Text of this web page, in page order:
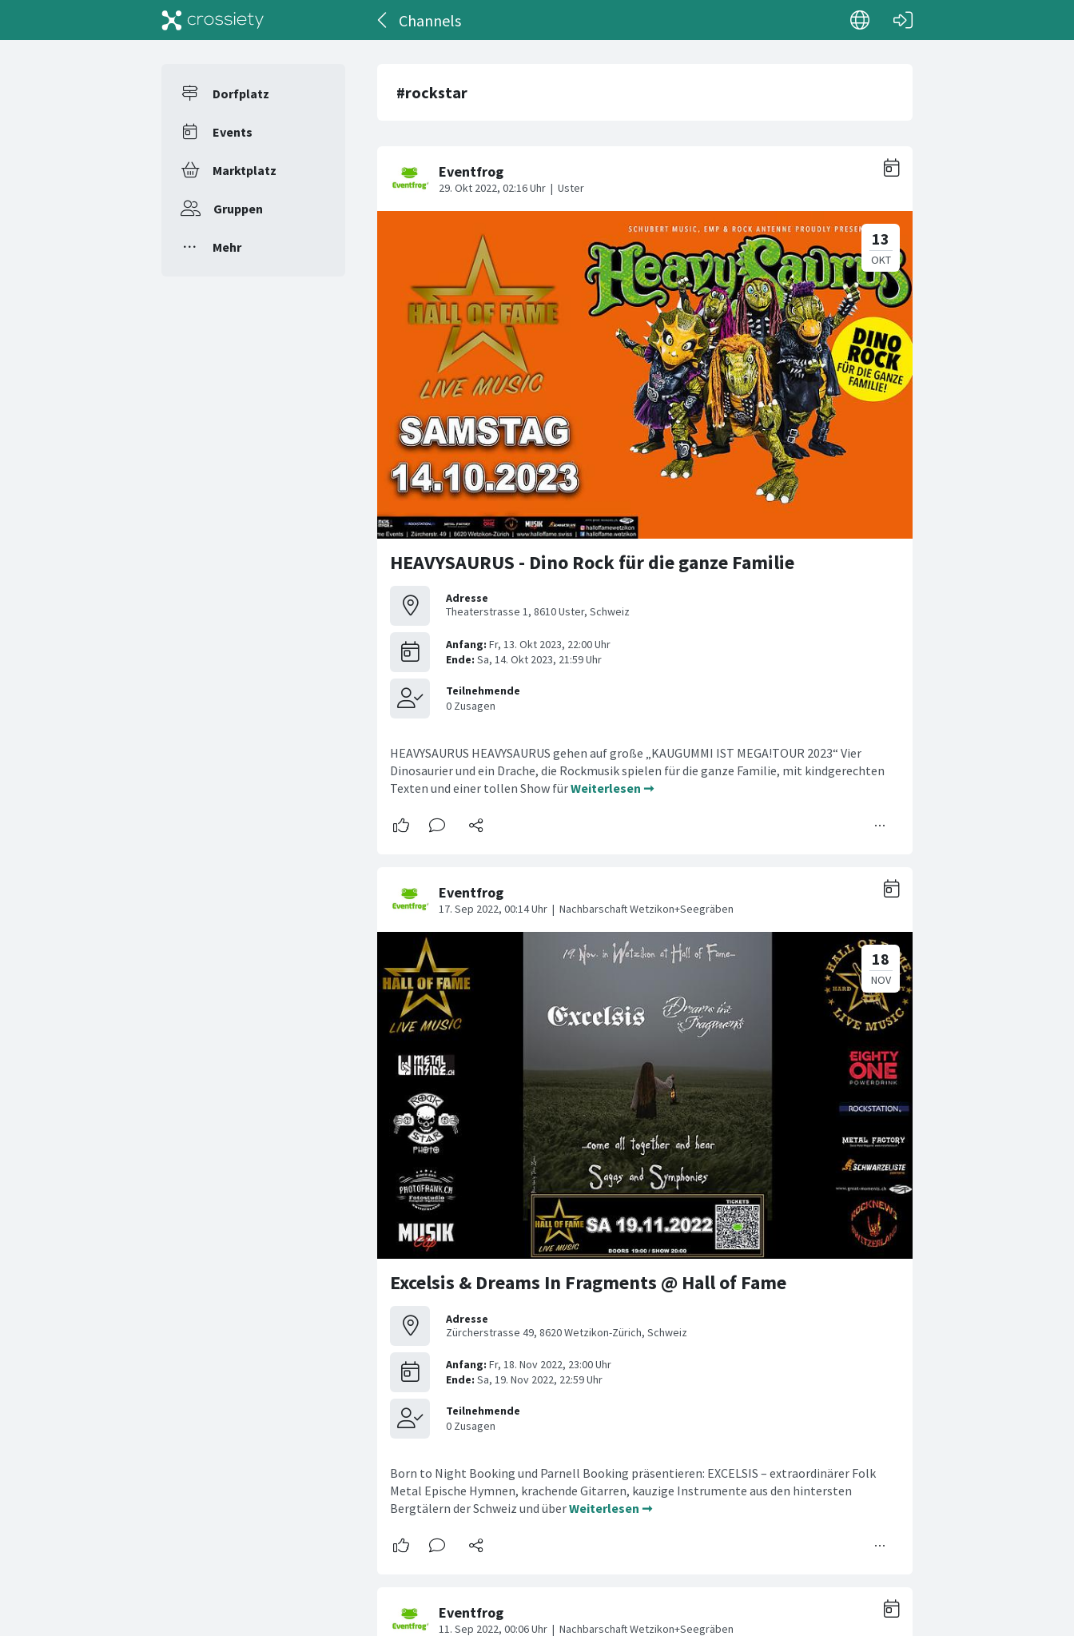
Channels
Dorfplatz
Events
Marktplatz
Gruppen
Mehr
#rockstar
HEAVYSAURUS - Dino Rock für die ganze Familie
Adresse
Theaterstrasse 1, 8610 Uster, Schweiz
HEAVYSAURUS HEAVYSAURUS gehen auf große „KAUGUMMI IST MEGA!TOUR 2023“ Vier
Dinosaurier und ein Drache, die Rockmusik spielen für die ganze Familie, mit kindgerechten
Texten und einer tollen Show fürWeiterlesen ➞
Excelsis & Dreams In Fragments @ Hall of Fame
Adresse
Zürcherstrasse 49, 8620 Wetzikon-Zürich, Schweiz
Born to Night Booking und Parnell Booking präsentieren: EXCELSIS – extraordinärer Folk
Metal Epische Hymnen, krachende Gitarren, kauzige Instrumente aus den hintersten
Bergtälern der Schweiz und überWeiterlesen ➞